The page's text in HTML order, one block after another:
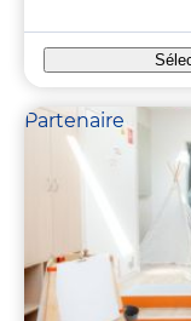
Partenaire